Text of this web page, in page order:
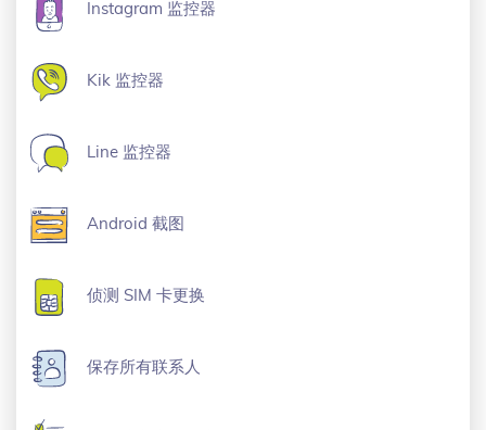
Instagram 监控器
Kik 监控器
Line 监控器
Android 截图
侦测 SIM 卡更换
保存所有联系人